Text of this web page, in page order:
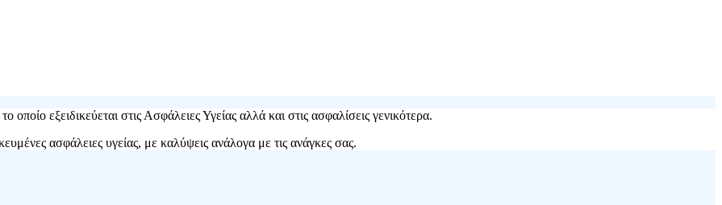
εξειδικεύεται στις Ασφάλειες Υγείας αλλά και στις ασφαλίσεις γενικότερα.
ασφάλειες υγείας, με καλύψεις ανάλογα με τις ανάγκες σας.